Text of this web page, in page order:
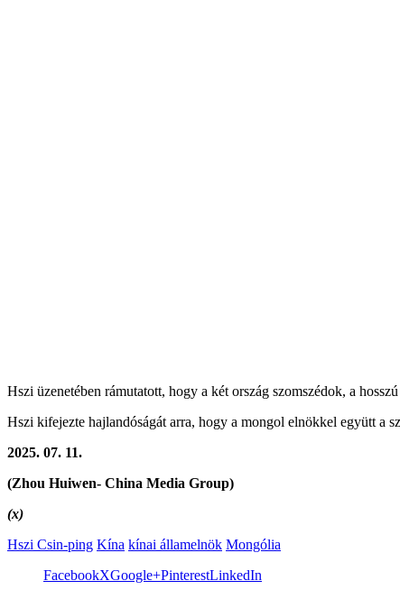
Hszi üzenetében rámutatott, hogy a két ország szomszédok, a
Hszi kifejezte hajlandóságát arra, hogy a mongol elnökkel együtt a
2025. 07. 11.
(Zhou Huiwen- China Media Group)
(x)
Hszi Csin-ping Kína kínai államelnök Mongólia
FacebookXGoogle+PinterestLinkedIn